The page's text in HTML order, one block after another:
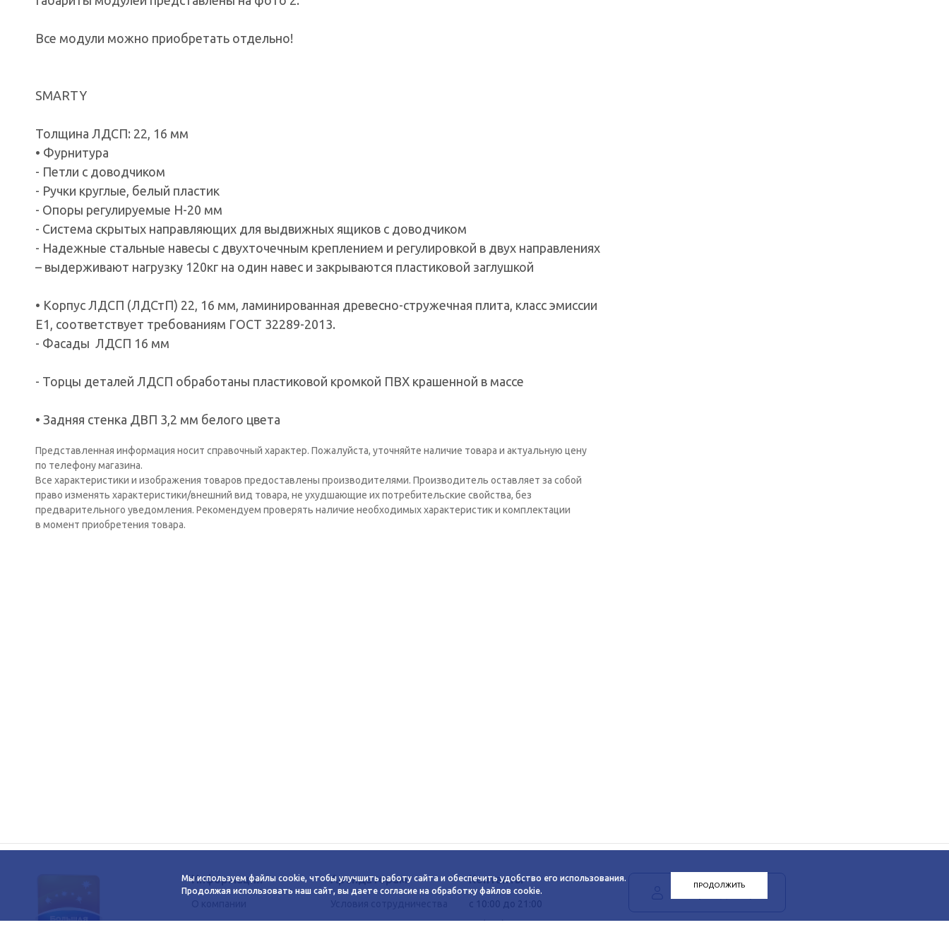
Все модули можно приобретать отдельно!
SMARTY
Толщина ЛДСП: 22, 16 мм
• Фурнитура
- Петли с доводчиком
- Ручки круглые, белый пластик
- Опоры регулируемые Н-20 мм
- Система скрытых направляющих для выдвижных ящиков с доводчиком
- Надежные стальные навесы с двухточечным креплением и регулировкой в двух направлениях
– выдерживают нагрузку 120кг на один навес и закрываются пластиковой заглушкой
• Корпус ЛДСП (ЛДСтП) 22, 16 мм, ламинированная древесно-стружечная плита, класс эмиссии
Е1, соответствует требованиям ГОСТ 32289-2013.
- Фасады ЛДСП 16 мм
- Торцы деталей ЛДСП обработаны пластиковой кромкой ПВХ крашенной в массе
• Задняя стенка ДВП 3,2 мм белого цвета
Представленная информация носит справочный характер. Пожалуйста, уточняйте наличие товара и актуальную цену
по телефону магазина.
Все характеристики и изображения товаров предоставлены производителями. Производитель оставляет за собой
право изменять характеристики/внешний вид товара, не ухудшающие их потребительские свойства, без
предварительного уведомления. Рекомендуем проверять наличие необходимых характеристик и комплектации
в момент приобретения товара.
Информация
Новости
Арендаторам
Заявка на аренду
Контакты
c 10:00 до 21:00
+7 (383) 233-00-12
ЛК арендатора
Мы используем файлы cookie, чтобы улучшить работу сайта и обеспечить удобство его использования.
Продолжая использовать наш сайт, вы даете согласие на обработку файлов cookie.
ПРОДОЛЖИТЬ